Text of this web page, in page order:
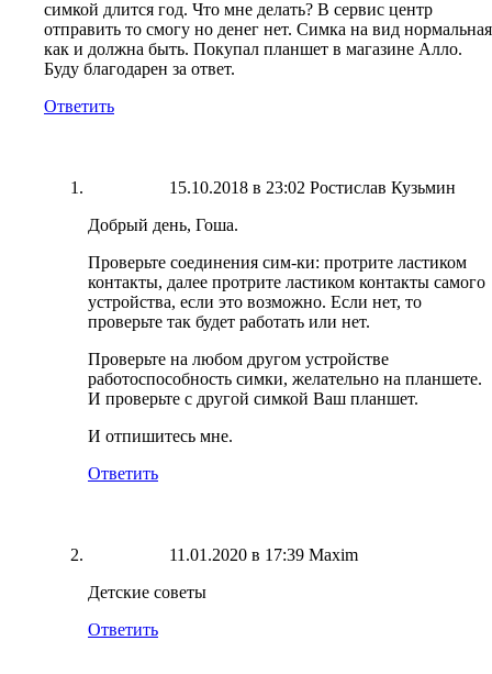
симкой длится год. Что мне делать? В сервис центр
отправить то смогу но денег нет. Симка на вид нормальная
как и должна быть. Покупал планшет в магазине Алло.
Буду благодарен за ответ.
Ответить
15.10.2018 в 23:02 Ростислав Кузьмин
Добрый день, Гоша.
Проверьте соединения сим-ки: протрите ластиком
контакты, далее протрите ластиком контакты самого
устройства, если это возможно. Если нет, то
проверьте так будет работать или нет.
Проверьте на любом другом устройстве
работоспособность симки, желательно на планшете.
И проверьте с другой симкой Ваш планшет.
И отпишитесь мне.
Ответить
11.01.2020 в 17:39 Maxim
Детские советы
Ответить